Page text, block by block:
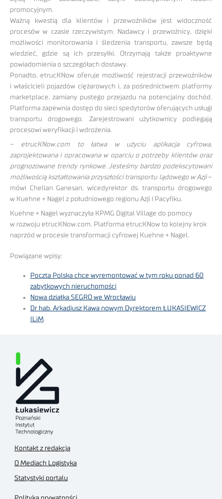
promocyjnym.
Ważną kwestią dla klientów i przewoźników jest widoczność
procesów w czasie rzeczywistym. Nadawcy i przewoźnicy, dzięki
możliwości monitorowania i śledzenia transportu, zawsze będą
wiedzieć, gdzie są ich przesyłki. Otrzymają także proaktywne
powiadomienia o szczegółach dostawy.
Ponadto, etrucKNow oferuje możliwość rejestracji przewoźników
i właścicieli pojazdów ciężarowych i, za pośrednictwem platformy
marketplace, zamiany pustego przejazdu na potencjalny dochód.
Platforma zapewnia dostęp do sieci spedytorów oferujących usługi
transportu drogowego. Zarejestrowani użytkownicy podlegają
procesowi weryfikacji i wdrożenia.
– etrucKNow.com to łatwa w użyciu aplikacja cyfrowa,
zaprojektowana i opracowana w oparciu o potrzeby klientów oraz
prognozowane trendy rynkowe. Jesteśmy bardzo podekscytowani
możliwością kształtowania przyszłości transportu lądowego w Azji–
mówi Chellan Ganesan, wicedyrektor ds. transportu drogowego
w Kuehne + Nagel z południowego regionu Azji i Pacyfiku.
Kuehne + Nagel wyznaczyła KPMG Digital Village do pomocy
w rozwoju etrucKNow.com. Platforma etrucKNow to kolejny krok
naprzód w procesie transformacji cyfrowej Kuehne + Nagel.
Powiązane wpisy:
Poczta Polska chce wyremontować w tym roku ponad 60
zabytkowych nieruchomości
Nowa działka SEGRO we Wrocławiu
Dr hab. Arkadiusz Kawa nowym Dyrektorem ŁUKASIEWICZ
ILiM
Kontakt z redakcją
O Mediach Logistyka
Statystyki portalu